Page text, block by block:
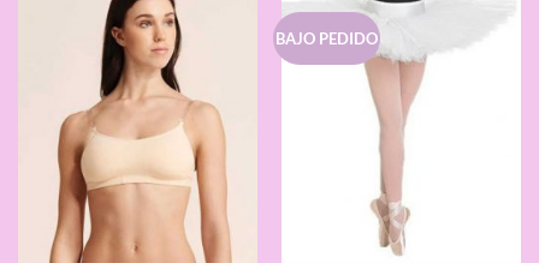
BAJO PEDIDO